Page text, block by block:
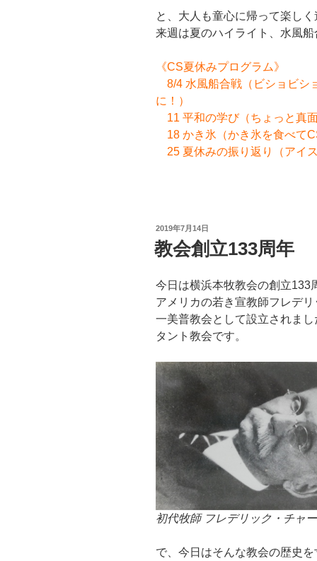
と、大人も童心に帰って楽し
来週は夏のハイライト、水風
《CS夏休みプログラム》
8/4 水風船合戦（ビショビシ
に！）
11 平和の学び（ちょっと真
18 かき氷（かき氷を食べて
25 夏休みの振り返り（アイ
投
稿
日:
2019年7月14日
教会創立133周年
今日は横浜本牧教会の創立133
アメリカの若き宣教師フレデ
一美普教会として設立されま
タント教会です。
初代牧師 フレデリック・チャ
で、今日はそんな教会の歴史